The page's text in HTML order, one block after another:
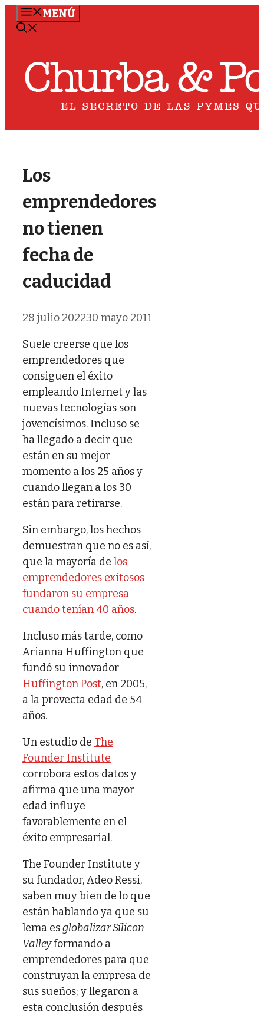
Saltar
MENÚ
Los
emprendedores
no tienen
fecha de
caducidad
28 julio 202230 mayo 2011
Suele creerse que los
emprendedores que
consiguen el éxito
empleando Internet y las
nuevas tecnologías son
jovencísimos. Incluso se
ha llegado a decir que
están en su mejor
momento a los 25 años y
cuando llegan a los 30
están para retirarse.
Sin embargo, los hechos
demuestran que no es así,
que la mayoría de los
emprendedores exitosos
fundaron su empresa
cuando tenían 40 años.
Incluso más tarde, como
Arianna Huffington que
fundó su innovador
Huffington Post, en 2005,
a la provecta edad de 54
años.
Un estudio de The
Founder Institute
corrobora estos datos y
afirma que una mayor
edad influye
favorablemente en el
éxito empresarial.
The Founder Institute y
su fundador, Adeo Ressi,
saben muy bien de lo que
están hablando ya que su
lema esglobalizar Silicon
Valleyformando a
emprendedores para que
construyan la empresa de
sus sueños; y llegaron a
esta conclusión después